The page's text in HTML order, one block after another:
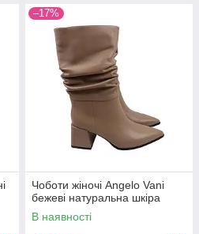
–17%
Чоботи жіночі Angelo Vani
бежеві натуральна шкіра
В наявності